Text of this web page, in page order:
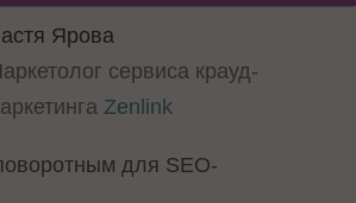
Ярова
сервиса крауд-
Zenlink
для SEO-